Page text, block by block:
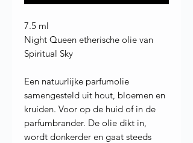
7.5 ml
Night Queen etherische olie van
Spiritual Sky
Een natuurlijke parfumolie
samengesteld uit hout, bloemen en
kruiden. Voor op de huid of in de
parfumbrander. De olie dikt in,
wordt donkerder en gaat steeds